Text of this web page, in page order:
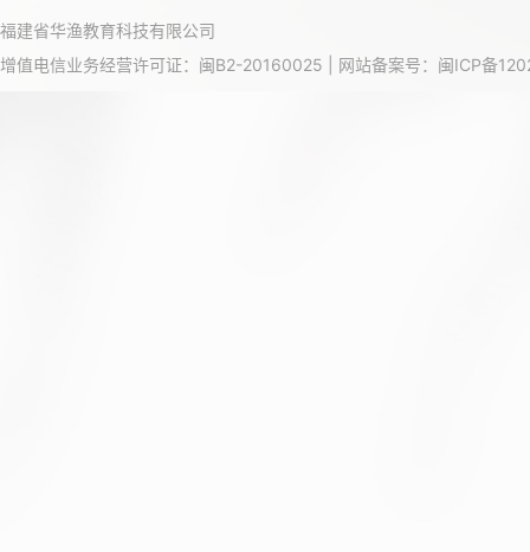
福建省华渔教育科技有限公司
增值电信业务经营许可证：闽B2-20160025 | 网站备案号： 闽ICP备